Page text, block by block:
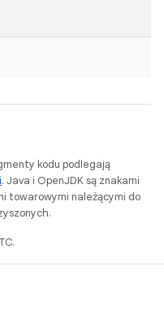
kodu podlegają
. Java i OpenJDK są znakami
towarowymi należącymi do